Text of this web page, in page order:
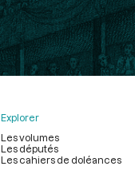
Explorer
Les volumes
Les députés
Les cahiers de doléances